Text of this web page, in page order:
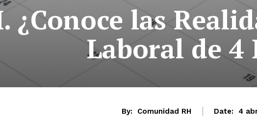
¿Conoce las
Laboral de 4
By: Comunidad RH Date: 4